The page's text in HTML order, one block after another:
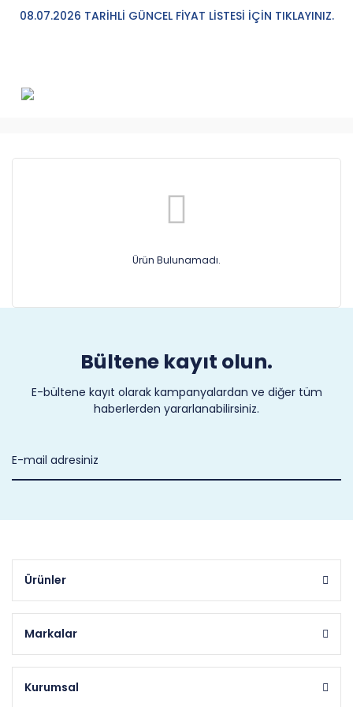
08.07.2026 TARİHLİ GÜNCEL FİYAT LİSTESİ İÇİN TIKLAYINIZ.
Ürün Bulunamadı.
Bültene kayıt olun.
E-bültene kayıt olarak kampanyalardan ve diğer tüm
haberlerden yararlanabilirsiniz.
Ürünler
Markalar
Kurumsal